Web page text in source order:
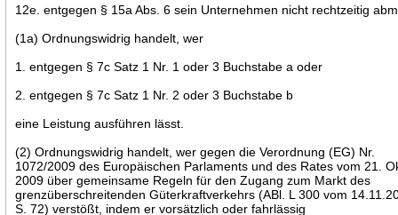
12e. entgegen § 15a Abs. 6 sein Unternehmen nicht rechtzeitig
(1a) Ordnungswidrig handelt, wer
1. entgegen § 7c Satz 1 Nr. 1 oder 3 Buchstabe a oder
2. entgegen § 7c Satz 1 Nr. 2 oder 3 Buchstabe b
eine Leistung ausführen lässt.
(2) Ordnungswidrig handelt, wer gegen die Verordnung (EG) Nr.
1072/2009 des Europäischen Parlaments und des Rates vom 21.
2009 über gemeinsame Regeln für den Zugang zum Markt des
grenzüberschreitenden Güterkraftverkehrs (ABl. L 300 vom
S. 72) verstößt, indem er vorsätzlich oder fahrlässig